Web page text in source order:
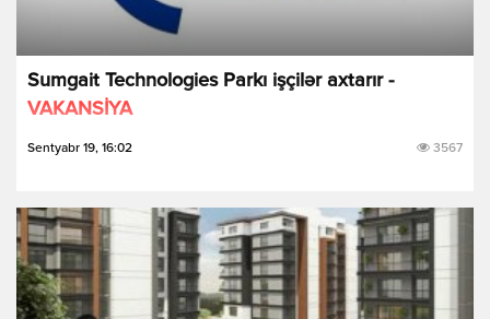
Sumgait Technologies Parkı işçilər axtarır -
VAKANSİYA
Sentyabr 19, 16:02 3567